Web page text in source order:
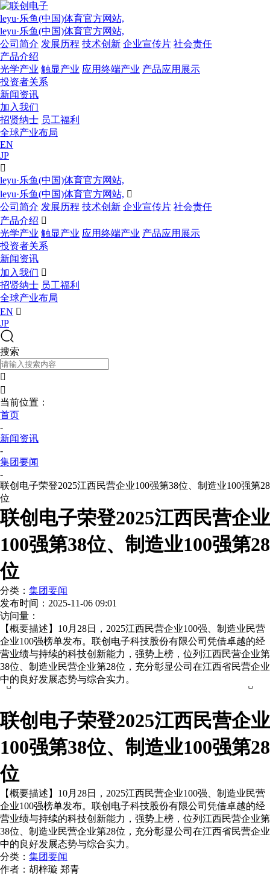
leyu·乐鱼(中国)体育官方网站,
leyu·乐鱼(中国)体育官方网站,
公司简介 发展历程 技术创新 企业宣传片 社会责任
产品介绍
光学产业 触显产业 应用终端产业 产品应用展示
投资者关系
新闻资讯
加入我们
招贤纳士 员工福利
全球产业布局
EN
JP

leyu·乐鱼(中国)体育官方网站,
leyu·乐鱼(中国)体育官方网站, 
公司简介 发展历程 技术创新 企业宣传片 社会责任
产品介绍 
光学产业 触显产业 应用终端产业 产品应用展示
投资者关系
新闻资讯
加入我们 
招贤纳士 员工福利
全球产业布局
EN 
JP
搜索


当前位置：
首页
-
新闻资讯
-
集团要闻
-
联创电子荣登2025江西民营企业100强第38位、制造业100强第28
位
联创电子荣登2025江西民营企业
100强第38位、制造业100强第28
位
分类： 集团要闻
发布时间： 2025-11-06 09:01
访问量：
【概要描述】 10月28日，2025江西民营企业100强、制造业民营
企业100强榜单发布。联创电子科技股份有限公司凭借卓越的经
营业绩与持续的科技创新能力，强势上榜，位列江西民营企业第
38位、制造业民营企业第28位，充分彰显公司在江西省民营企业
中的良好发展态势与综合实力。


联创电子荣登2025江西民营企业
100强第38位、制造业100强第28
位
【概要描述】 10月28日，2025江西民营企业100强、制造业民营
企业100强榜单发布。联创电子科技股份有限公司凭借卓越的经
营业绩与持续的科技创新能力，强势上榜，位列江西民营企业第
38位、制造业民营企业第28位，充分彰显公司在江西省民营企业
中的良好发展态势与综合实力。
分类： 集团要闻
作者： 胡梓璇 郑青